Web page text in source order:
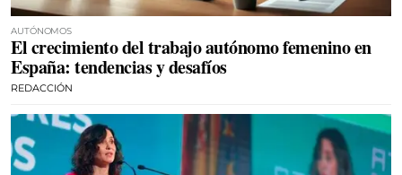
AUTÓNOMOS
El crecimiento del trabajo autónomo femenino en
España: tendencias y desafíos
REDACCIÓN